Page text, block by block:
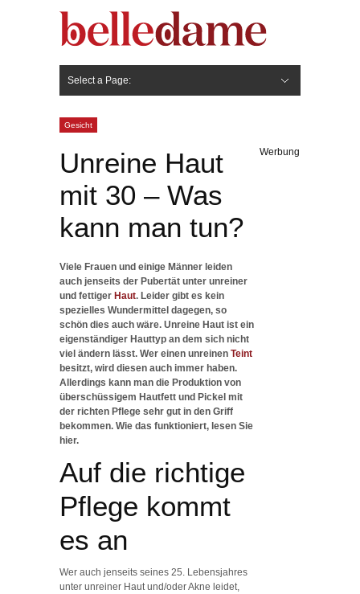
Select a Page:
Gesicht
Unreine Haut
mit 30 – Was
kann man tun?
Werbung
Viele Frauen und einige Männer leiden
auch jenseits der Pubertät unter unreiner
und fettiger Haut. Leider gibt es kein
spezielles Wundermittel dagegen, so
schön dies auch wäre. Unreine Haut ist ein
eigenständiger Hauttyp an dem sich nicht
viel ändern lässt. Wer einen unreinen Teint
besitzt, wird diesen auch immer haben.
Allerdings kann man die Produktion von
überschüssigem Hautfett und Pickel mit
der richten Pflege sehr gut in den Griff
bekommen. Wie das funktioniert, lesen Sie
hier.
Auf die richtige
Pflege kommt
es an
Wer auch jenseits seines 25. Lebensjahres
unter unreiner Haut und/oder Akne leidet,